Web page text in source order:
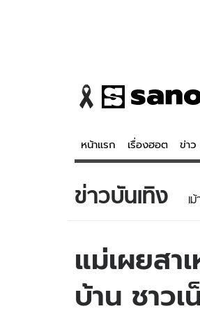
หน้าแรก เรื่องฮอต ข่าว
ข่าว
ข่าวบันเทิง
ข่าวกีฬา
ข่าวเศรษฐกิจ
ข่าวบันเทิง เ
แม่เผยสา
บ้าน ชาว